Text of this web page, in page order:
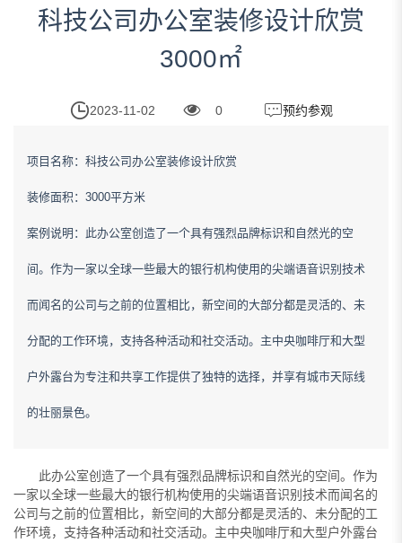
科技公司办公室装修设计欣赏
3000㎡
2023-11-02 0 预约参观
项目名称：科技公司办公室装修设计欣赏
装修面积：3000平方米
案例说明：此办公室创造了一个具有强烈品牌标识和自然光的空
间。作为一家以全球一些最大的银行机构使用的尖端语音识别技术
而闻名的公司与之前的位置相比，新空间的大部分都是灵活的、未
分配的工作环境，支持各种活动和社交活动。主中央咖啡厅和大型
户外露台为专注和共享工作提供了独特的选择，并享有城市天际线
的壮丽景色。
此办公室创造了一个具有强烈品牌标识和自然光的空间。作为
一家以全球一些最大的银行机构使用的尖端语音识别技术而闻名的
公司与之前的位置相比，新空间的大部分都是灵活的、未分配的工
作环境，支持各种活动和社交活动。主中央咖啡厅和大型户外露台